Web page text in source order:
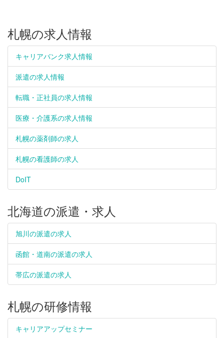
札幌の求人情報
キャリアバンク求人情報
派遣の求人情報
転職・正社員の求人情報
医療・介護系の求人情報
札幌の薬剤師の求人
札幌の看護師の求人
DoIT
北海道の派遣・求人
旭川の派遣の求人
函館・道南の派遣の求人
帯広の派遣の求人
札幌の研修情報
キャリアアップセミナー